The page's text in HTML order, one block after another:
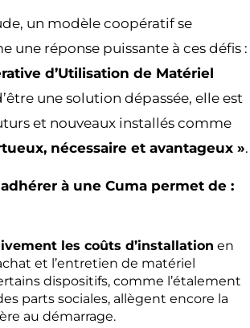
un modèle coopératif se
une réponse puissante à ces défis :
d’Utilisation de Matériel
une solution dépassée, elle est
et nouveaux installés comme
nécessaire et avantageux ».
à une Cuma permet de :
les coûts d’installation en
et l’entretien de matériel
dispositifs, comme l’étalement
parts sociales, allègent encore la
au démarrage.